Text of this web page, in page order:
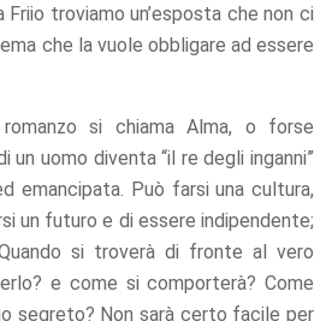
Friio troviamo un’esposta che non ci
che la vuole obbligare ad essere
si chiama Alma, o forse
uomo diventa “il re degli inganni”
emancipata. Può farsi una cultura,
un futuro e di essere indipendente;
si troverà di fronte al vero
e come si comporterà? Come
segreto? Non sarà certo facile per